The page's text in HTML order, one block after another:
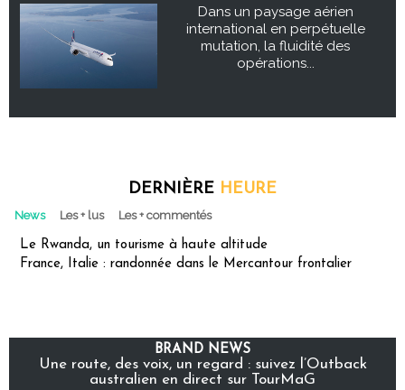
Dans un paysage aérien
international en perpétuelle
mutation, la fluidité des
opérations...
DERNIÈRE HEURE
News Les + lus Les + commentés
Le Rwanda, un tourisme à haute altitude
France, Italie : randonnée dans le Mercantour frontalier
BRAND NEWS
Une route, des voix, un regard : suivez l’Outback
australien en direct sur TourMaG